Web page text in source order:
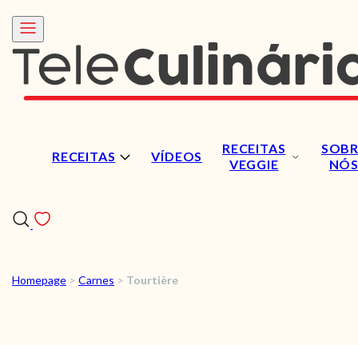
RECEITAS VÍDEOS
RECEITAS
VEGGIE
NÓS
RECEITAS
Homepage > Carnes > Tourtière